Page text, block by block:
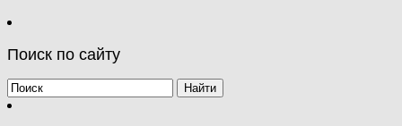
Поиск по сайту